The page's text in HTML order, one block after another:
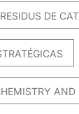
DE
AND